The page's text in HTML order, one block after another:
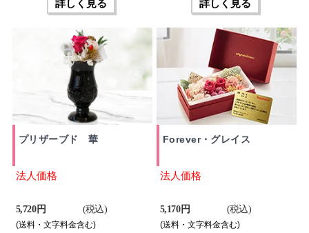
詳しく見る 詳しく見る
プリザーブド 華
法人価格
5,720 円 (税込)
(送料・文字料金含む)
Forever・グレイス
法人価格
5,170 円 (税込)
(送料・文字料金含む)